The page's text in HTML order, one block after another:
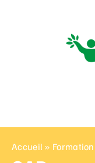
Accueil » Formation